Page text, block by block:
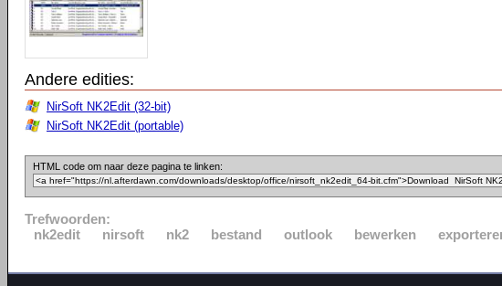
Andere edities:
NirSoft NK2Edit (32-bit)
NirSoft NK2Edit (portable)
HTML code om naar deze pagina te linken:
Trefwoorden:
nk2edit
nirsoft nk2 bestand outlook bewerken